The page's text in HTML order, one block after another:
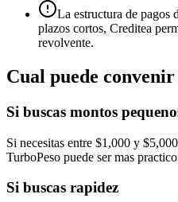
La estructura de pagos
plazos cortos, Creditea
revolvente.
Cual puede
Si buscas montos
Si necesitas entre $1,000 y
TurboPeso puede ser mas
Si buscas rapidez